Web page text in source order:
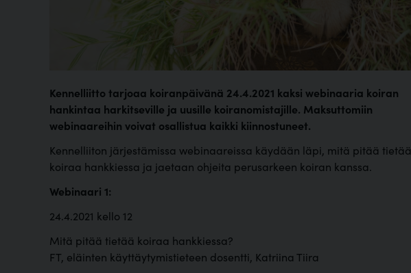
Kennelliitto tarjoaa koiranpäivänä 24.4.2021 kaksi webinaaria koiran
hankintaa harkitseville ja uusille koiranomistajille. Maksuttomiin
webinaareihin voivat osallistua kaikki kiinnostuneet.
Kennelliiton järjestämissa webinaareissa käydään läpi, mitä pitää tietää
koiraa hankkiessa ja jaetaan ohjeita perusarkeen koiran kanssa.
Webinaari 1:
24.4.2021 kello 12
Mitä pitää tietää koiraa hankkiessa?
FT, eläinten käyttäytymistieteen dosentti, Katriina Tiira